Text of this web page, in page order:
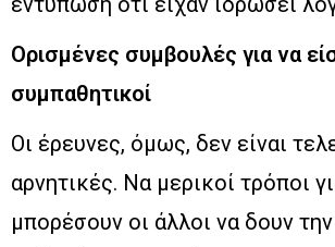
Ορισμένες συμβουλές για να
συμπαθητικοί
Οι έρευνες, όμως, δεν είναι
αρνητικές. Να μερικοί τρόποι
μπορέσουν οι άλλοι να δουν